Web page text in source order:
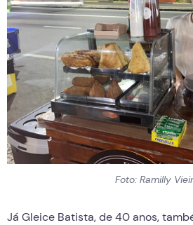
Foto: Ramilly
Já Gleice Batista, de 40 anos,